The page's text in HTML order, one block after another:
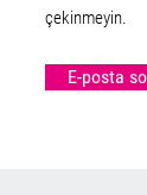
çekinmeyin.
E-posta